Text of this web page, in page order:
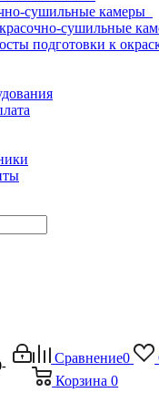
сушильные камеры
сушильные
подготовки к
Сравнение0
Корзина 0